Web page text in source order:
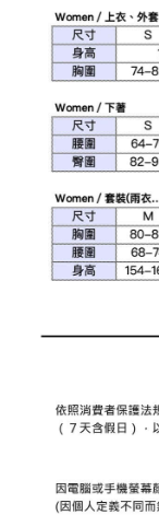
【注意事項】
1.本服務係由「台灣
用戶於交易時，得透
買賣價金債權讓與本
2.基於同意付款使用
資料（包含姓名、電
由本公司與您本人進
２．訂單成立數日內
３．收到繳費通知簡
ATM／網路銀行／等
※ 請注意：結帳手續
後付繳納相關費用。
※ 交易是否成功請以
是否繳費成功／繳費
客戶支援中心」
【注意事項】
１．透過由恩沛科技
易，需依本服務之必
權轉讓予恩沛科技股
３．未成年的使用者
「AFTEE先享後付」
４．使用「AFTEE先
時審查核予不同之上
請求用戶進行身份認
恩沛科技股份有限公
免運費
萊爾富取貨付款
付款後萊爾富取貨
免運費
7-11取貨付款
免運費
付款後7-11取貨
宅配
離島宅配
免運費